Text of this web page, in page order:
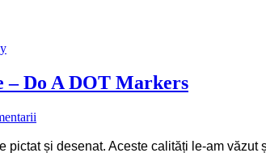
– Do A DOT Markers
pictat și desenat. Aceste calități le-am